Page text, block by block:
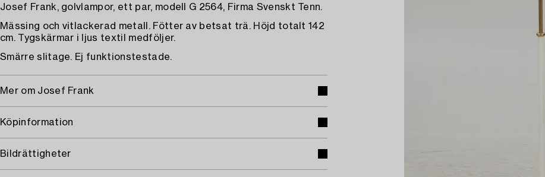
Josef Frank, golvlampor, ett par, modell G 2564, Firma Svenskt Tenn.
Mässing och vitlackerad metall. Fötter av betsat trä. Höjd totalt 142
cm. Tygskärmar i ljus textil medföljer.
Smärre slitage. Ej funktionstestade.
Mer om Josef Frank
Köpinformation
Bildrättigheter